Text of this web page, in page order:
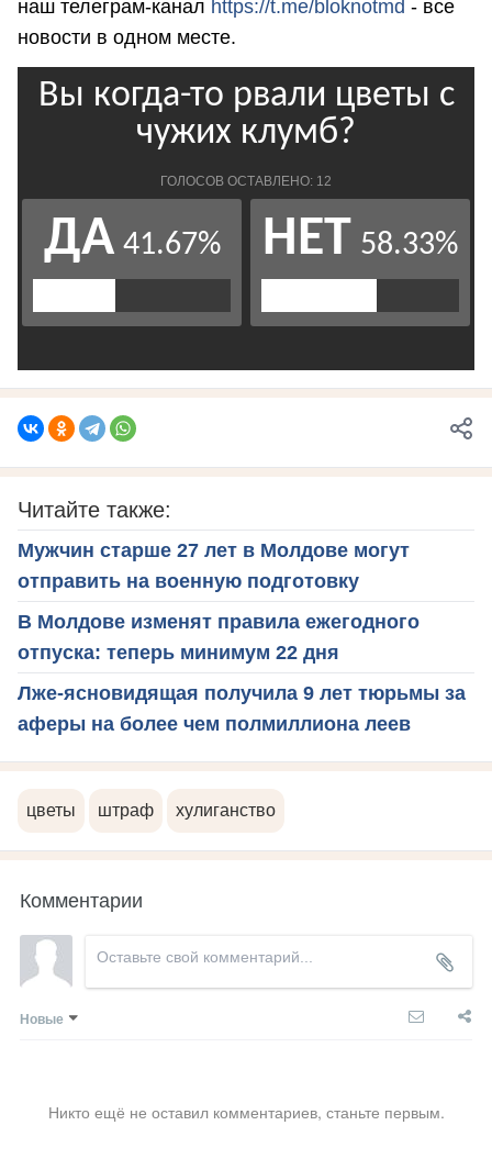
наш телеграм-канал https://t.me/bloknotmd - все
новости в одном месте.
Читайте также:
Мужчин старше 27 лет в Молдове могут
отправить на военную подготовку
В Молдове изменят правила ежегодного
отпуска: теперь минимум 22 дня
Лже-ясновидящая получила 9 лет тюрьмы за
аферы на более чем полмиллиона леев
цветы штраф хулиганство
Комментарии
Новые
Никто ещё не оставил комментариев, станьте первым.